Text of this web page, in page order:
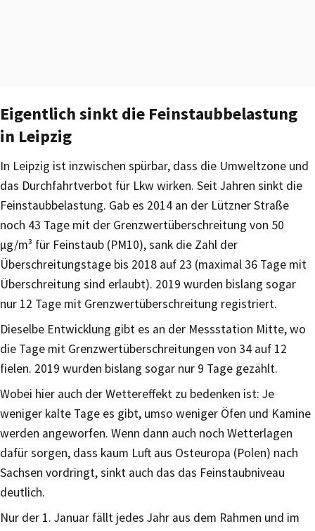
Eigentlich sinkt die Feinstaubbelastung
in Leipzig
In Leipzig ist inzwischen spürbar, dass die Umweltzone und
das Durchfahrtverbot für Lkw wirken. Seit Jahren sinkt die
Feinstaubbelastung. Gab es 2014 an der Lützner Straße
noch 43 Tage mit der Grenzwertüberschreitung von 50
µg/m³ für Feinstaub (PM10), sank die Zahl der
Überschreitungstage bis 2018 auf 23 (maximal 36 Tage mit
Überschreitung sind erlaubt). 2019 wurden bislang sogar
nur 12 Tage mit Grenzwertüberschreitung registriert.
Dieselbe Entwicklung gibt es an der Messstation Mitte, wo
die Tage mit Grenzwertüberschreitungen von 34 auf 12
fielen. 2019 wurden bislang sogar nur 9 Tage gezählt.
Wobei hier auch der Wettereffekt zu bedenken ist: Je
weniger kalte Tage es gibt, umso weniger Öfen und Kamine
werden angeworfen. Wenn dann auch noch Wetterlagen
dafür sorgen, dass kaum Luft aus Osteuropa (Polen) nach
Sachsen vordringt, sinkt auch das das Feinstaubniveau
deutlich.
Nur der 1. Januar fällt jedes Jahr aus dem Rahmen und im